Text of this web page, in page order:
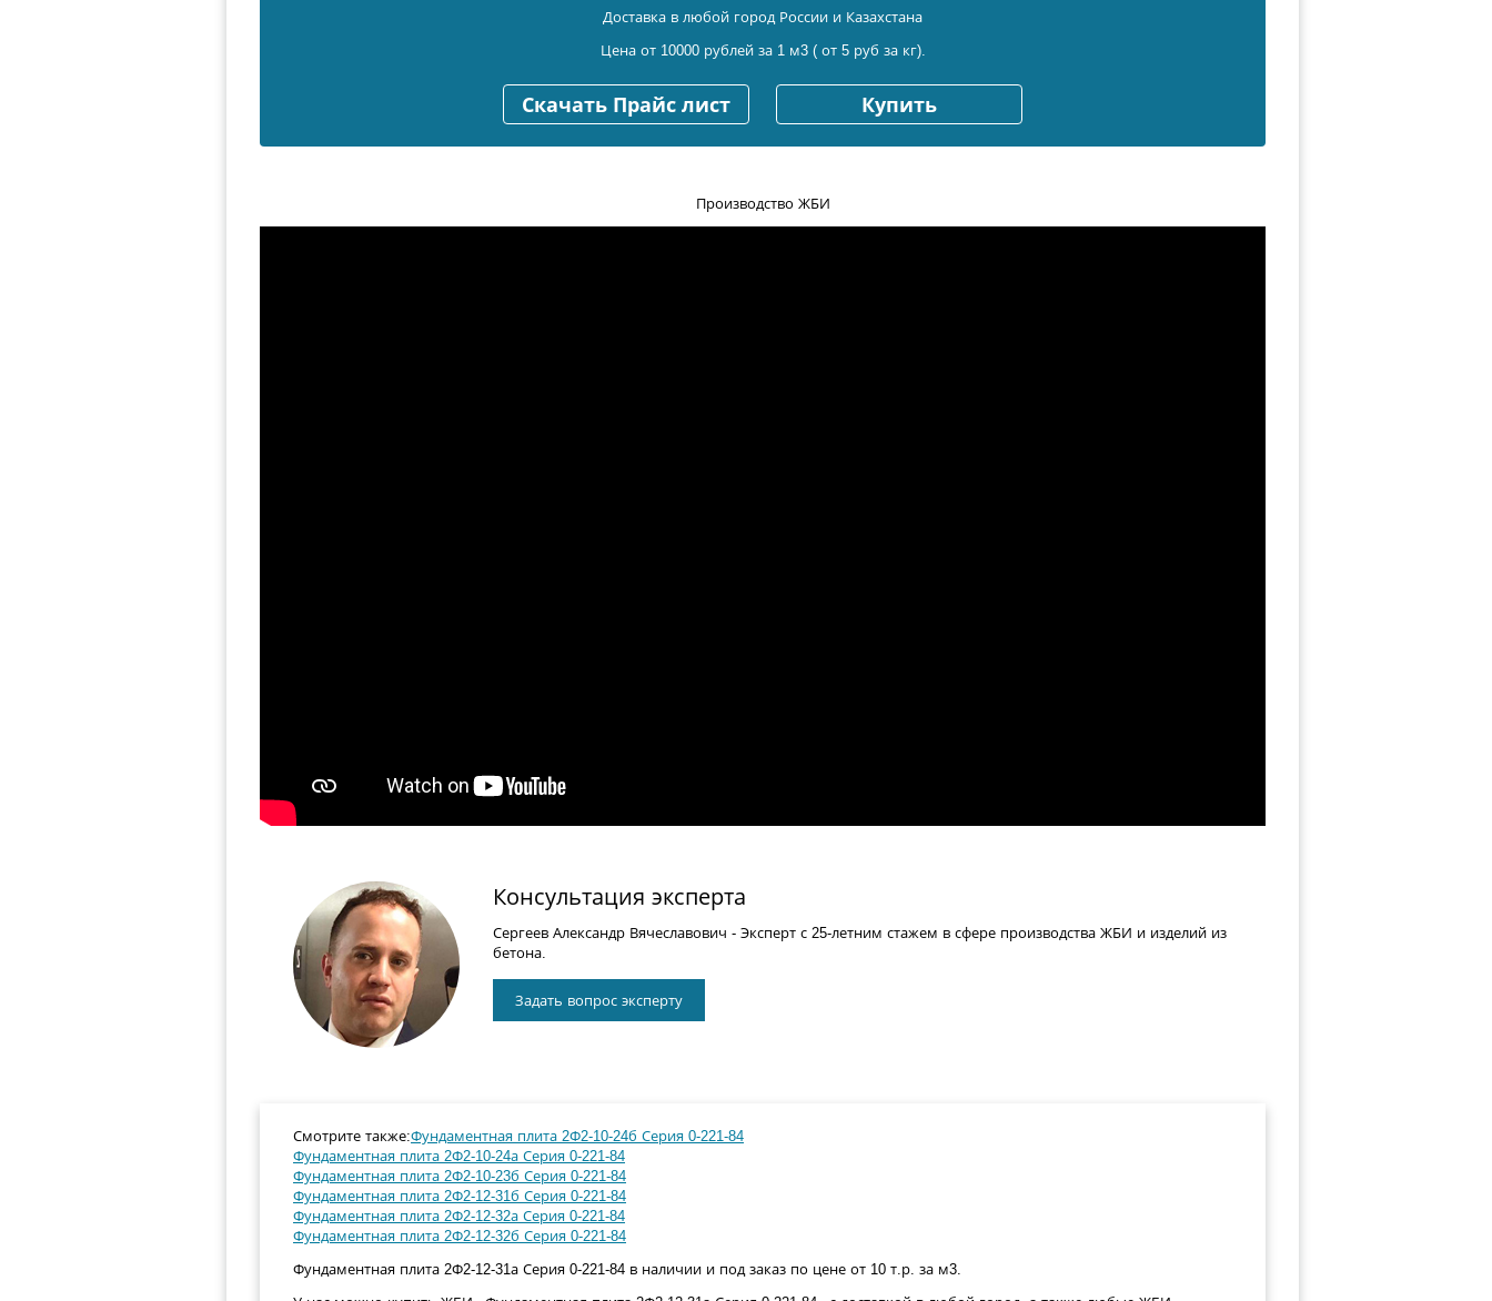
Доставка в любой город России и Казахстана
Цена от 10000 рублей за 1 м3 ( от 5 руб за кг).
Скачать Прайс лист Купить
Производство ЖБИ
Консультация эксперта
Сергеев Александр Вячеславович - Эксперт с 25-летним стажем в сфере производства ЖБИ и изделий из
бетона.
Задать вопрос эксперту
Смотрите также:Фундаментная плита 2Ф2-10-24б Серия 0-221-84
Фундаментная плита 2Ф2-10-24а Серия 0-221-84
Фундаментная плита 2Ф2-10-23б Серия 0-221-84
Фундаментная плита 2Ф2-12-31б Серия 0-221-84
Фундаментная плита 2Ф2-12-32а Серия 0-221-84
Фундаментная плита 2Ф2-12-32б Серия 0-221-84
Фундаментная плита 2Ф2-12-31а Серия 0-221-84 в наличии и под заказ по цене от 10 т.р. за м3.